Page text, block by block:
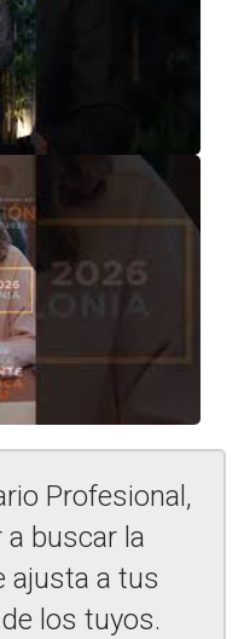
Profesional,
buscar la
ajusta a tus
los tuyos.